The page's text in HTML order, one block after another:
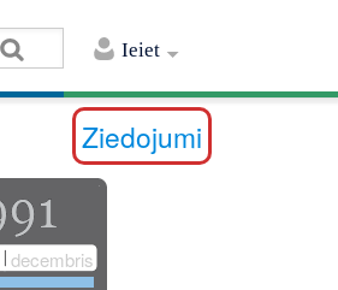
Ieiet
Ziedojumi
decembris